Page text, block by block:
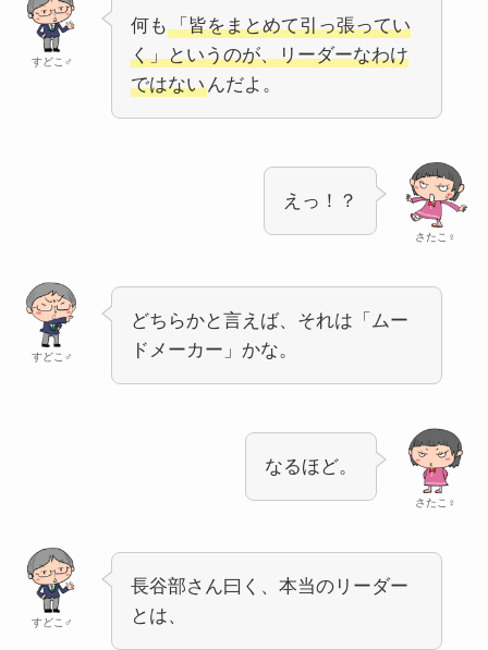
すどこ♂
何も 「皆をまとめて引っ張ってい
く」というのが、リーダーなわけ
ではないんだよ。
さたこ♀
えっ！？
すどこ♂
どちらかと言えば、それは「ムー
ドメーカー」かな。
さたこ♀
なるほど。
すどこ♂
長谷部さん曰く、本当のリーダー
とは、